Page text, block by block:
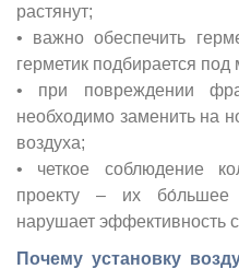
растянут;
• важно обеспечить
герметик подбирается под
• при повреждении
необходимо заменить на
воздуха;
• четкое соблюдение
проекту – их бо́льшее
нарушает эффективность
Почему установку